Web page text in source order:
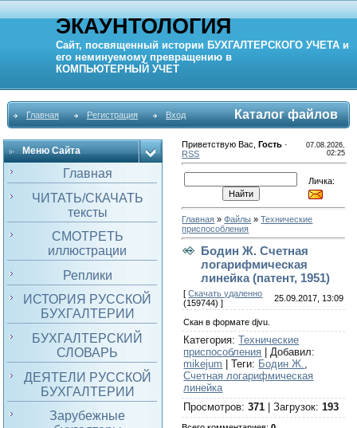
ЭКАУНТОЛОГИЯ
Сайт, посвященный истории БУХГАЛТЕРСКОГО УЧЕТА и
его неминуемому превращению в
КОМПЬЮТЕРНЫЙ УЧЕТ
Главная Регистрация Вход Каталог файлов
Меню Сайта
Главная
ЧИТАТЬ/СКАЧАТЬ
тексты
СМОТРЕТЬ
иллюстрации
Реплики
ИСТОРИЯ РУССКОЙ
БУХГАЛТЕРИИ
БУХГАЛТЕРСКИЙ
СЛОВАРЬ
ДЕЯТЕЛИ РУССКОЙ
БУХГАЛТЕРИИ
Зарубежные
Приветствую Вас ,Гость ·
RSS
07.08.2026,
02:25
Личка:
Главная »Файлы »Технические
приспособления
Бодин Ж. Счетная
логарифмическая
линейка (патент, 1951)
[Скачать удаленно
(159744) ]
25.09.2017, 13:09
Скан в формате djvu.
Категория:Технические
приспособления |Добавил:
mikejum |Теги: Бодин Ж.,
Счетная логарифмическая
линейка
Просмотров:371 |Загрузок:193